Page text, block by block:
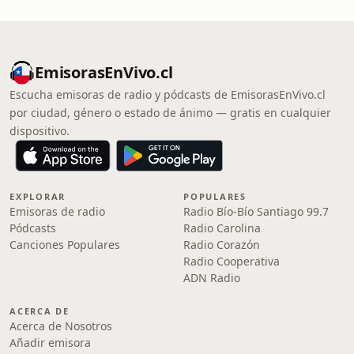
EmisorasEnVivo.cl
Escucha emisoras de radio y pódcasts de EmisorasEnVivo.cl
por ciudad, género o estado de ánimo — gratis en cualquier
dispositivo.
EXPLORAR
Emisoras de radio
Pódcasts
Canciones Populares
POPULARES
Radio Bío-Bío Santiago 99.7
Radio Carolina
Radio Corazón
Radio Cooperativa
ADN Radio
ACERCA DE
Acerca de Nosotros
Añadir emisora